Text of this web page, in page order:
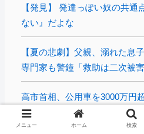
【発見】 発達っぽい奴の共通
ない』だよな
【夏の悲劇】父親、溺れた息
専門家も警鐘「救助は二次被害
高市首相、公用車を3000万円
SUVに変更ｗｗｗｗｗｗｗ
メニュー ホーム 検索